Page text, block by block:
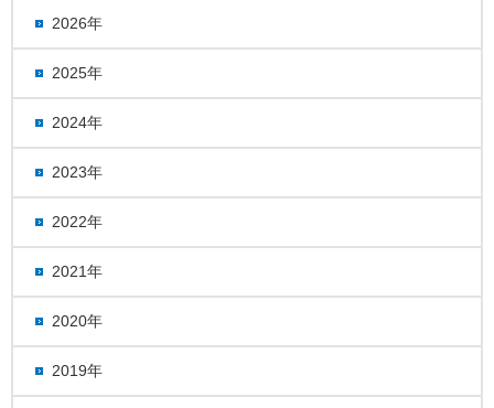
2026年
2025年
2024年
2023年
2022年
2021年
2020年
2019年